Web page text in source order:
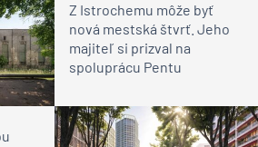
Z Istrochemu môže byť
nová mestská štvrť. Jeho
majiteľ si prizval na
spoluprácu Pentu